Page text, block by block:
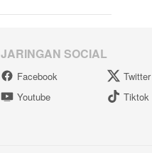
JARINGAN SOCIAL
Facebook Twitter
Youtube
Tiktok